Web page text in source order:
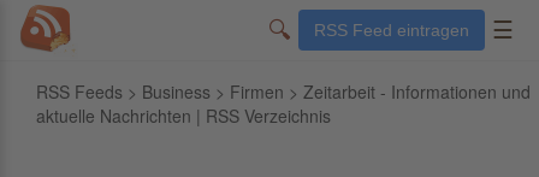
🔍 RSS Feed eintragen ☰
RSS Feeds > Business > Firmen > Zeitarbeit - Informationen und
aktuelle Nachrichten | RSS Verzeichnis